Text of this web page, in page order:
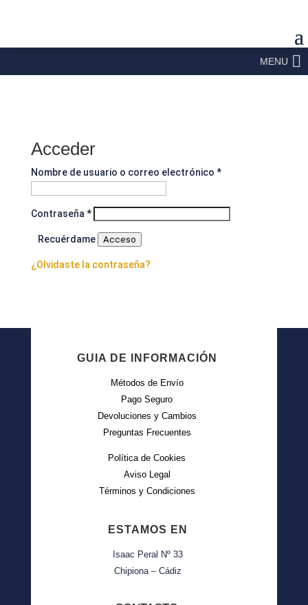
MENU
Acceder
Nombre de usuario o correo electrónico *Obligatorio
Contraseña *Obligatorio
Recuérdame Acceso
¿Olvidaste la contraseña?
GUIA DE INFORMACIÓN
Métodos de Envío
Pago Seguro
Devoluciones y Cambios
Preguntas Frecuentes
Política de Cookies
Aviso Legal
Términos y Condiciones
ESTAMOS EN
Isaac Peral Nº 33
Chipiona – Cádiz